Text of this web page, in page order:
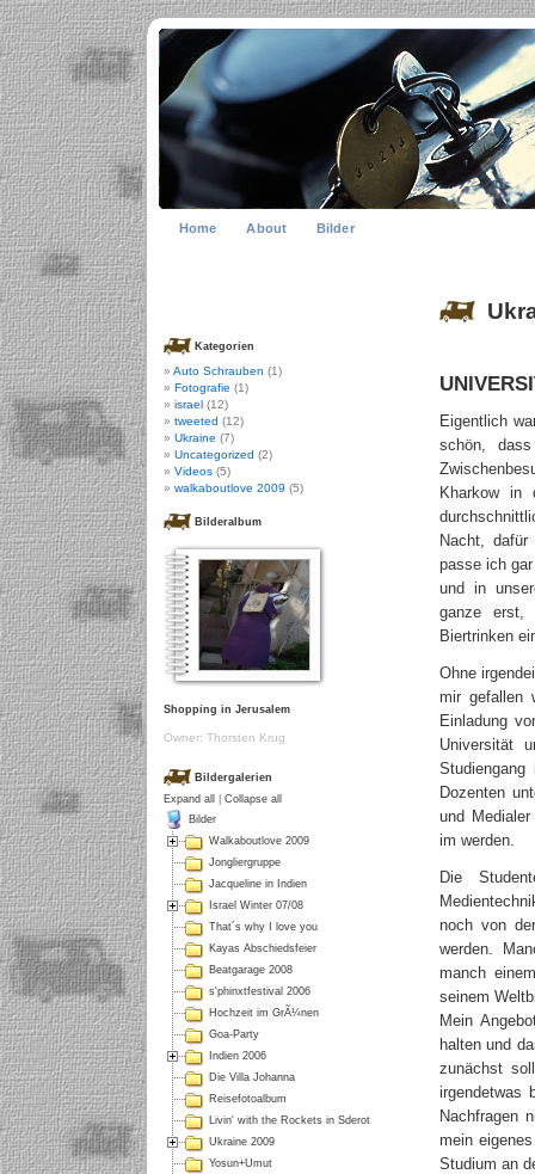
Home About Bilder
Eigentlich
schön,
Kharkow in
Nacht,
passe ich
und in
ganze erst,
Biertrinken
Ohne
mir gefallen
Einladung
Universität
Dozenten
und
im werden.
Die
noch von
werden.
manch
seinem
Mein
halten und
zunächst
irgendetwas
Nachfragen
mein
Studium an
Kategorien
Auto Schrauben (1)
Fotografie (1)
israel (12)
tweeted (12)
Ukraine (7)
Uncategorized (2)
Videos (5)
walkaboutlove 2009 (5)
Bilderalbum
Shopping in Jerusalem
Owner: Thorsten Krug
Bildergalerien
Expand all
Collapse all
Bilder
Walkaboutlove 2009
Jongliergruppe
Jacqueline in Indien
Israel Winter 07/08
That´s why I love you
Kayas Abschiedsfeier
Beatgarage 2008
s'phinxtfestival 2006
Hochzeit im GrÃ¼nen
Goa-Party
Indien 2006
Die Villa Johanna
Reisefotoalbum
Livin' with the Rockets in Sderot
Ukraine 2009
Yosun+Umut